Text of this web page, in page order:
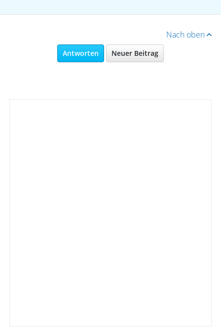
Nach oben
Antworten Neuer Beitrag